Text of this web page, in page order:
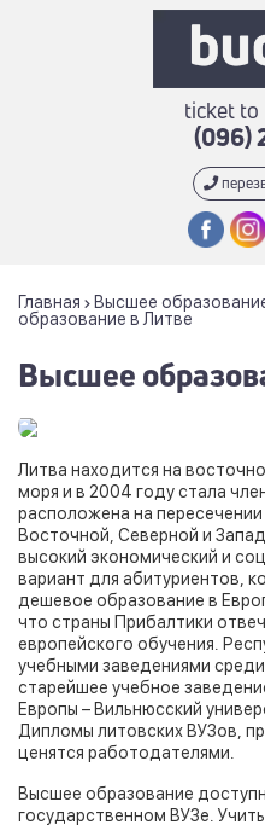
ticket
(096)
Главная Высшее
образование в Литве
Высшее
Литва находится на
моря и в 2004 году стала
расположена на
Восточной, Северной и
высокий экономический и
вариант для абитуриентов,
дешевое образование в
что страны Прибалтики
европейского обучения.
учебными заведениями
старейшее учебное
Европы – Вильнюсский
Дипломы литовских ВУЗов,
ценятся работодателями.
Высшее образование
государственном ВУЗе.